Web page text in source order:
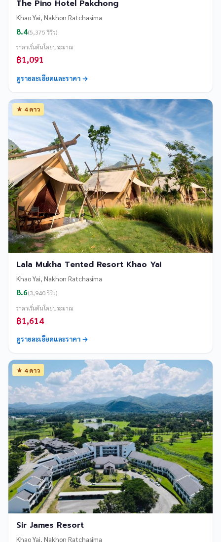
The Pino Hotel Pakchong
Khao Yai, Nakhon Ratchasima
8.4(5,375 รีวิว)
ราคาเริ่มต้นโดยประมาณ
฿1,091
ดูรายละเอียดและราคา →
★ 4 ดาว
Lala Mukha Tented Resort Khao Yai
Khao Yai, Nakhon Ratchasima
8.6(3,940 รีวิว)
ราคาเริ่มต้นโดยประมาณ
฿1,614
ดูรายละเอียดและราคา →
★ 4 ดาว
Sir James Resort
Khao Yai, Nakhon Ratchasima